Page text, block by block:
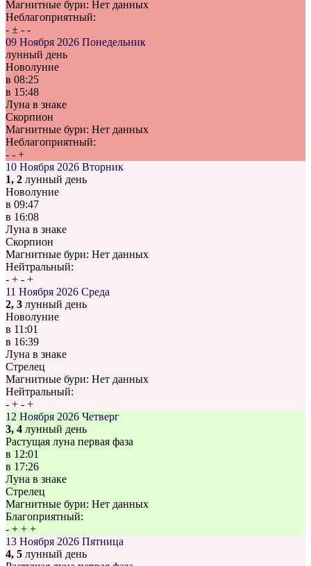
Магнитные бури: Нет данных
Неблагоприятный:
- ± - -
09 Ноября 2026 Понедельник
лунный день
Новолуние
в 08:25
в 15:48
Луна в знаке
Скорпион
Магнитные бури: Нет данных
Неблагоприятный:
- - +
10 Ноября 2026 Вторник
1, 2 лунный день
Новолуние
в 09:47
в 16:08
Луна в знаке
Скорпион
Магнитные бури: Нет данных
Нейтральный:
- + - +
11 Ноября 2026 Среда
2, 3 лунный день
Новолуние
в 11:01
в 16:39
Луна в знаке
Стрелец
Магнитные бури: Нет данных
Нейтральный:
- + - +
12 Ноября 2026 Четверг
3, 4 лунный день
Растущая луна первая фаза
в 12:01
в 17:26
Луна в знаке
Стрелец
Магнитные бури: Нет данных
Благоприятный:
- + + +
13 Ноября 2026 Пятница
4, 5 лунный день